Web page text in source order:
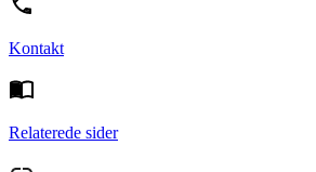
Kontakt
Relaterede sider